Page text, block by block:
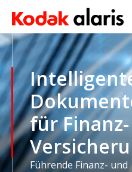
Skip to main content
für
Führende Finanz- und